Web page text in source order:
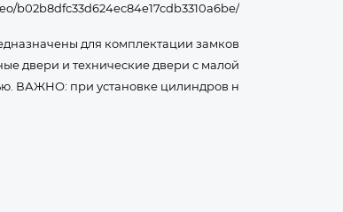
b02b8dfc33d624ec84e17cdb3310a6be/
для комплектации замков
двери и технические двери с малой
ВАЖНО: при установке цилиндров н